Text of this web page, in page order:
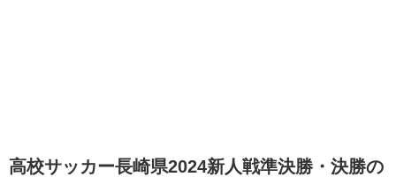
高校サッカー長崎県2024新人戦準決勝・決勝の